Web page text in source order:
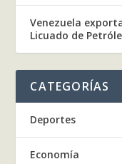
Venezuela
Licuado de
CATEGORÍAS
Deportes
Economía